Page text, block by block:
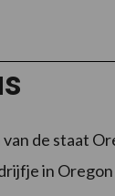
de staat
in